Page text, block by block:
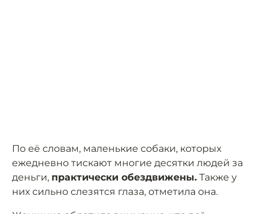
По её словам, маленькие собаки, которых
ежедневно тискают многие десятки людей за
деньги, практически обездвижены. Также у
них сильно слезятся глаза, отметила она.